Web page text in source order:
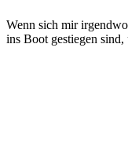
Wenn sich mir
ins Boot gestiegen